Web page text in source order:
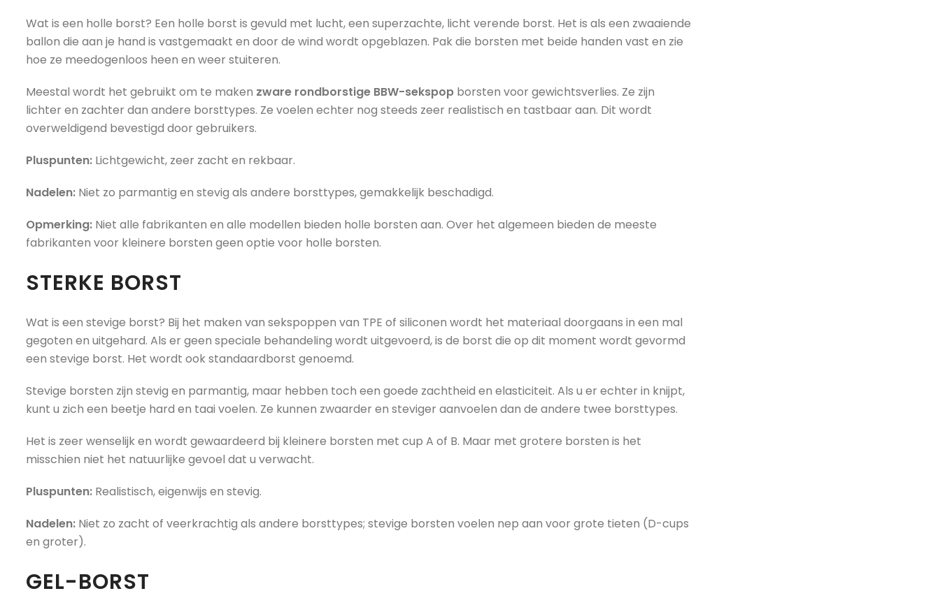
Wat is een holle borst? Een holle borst is gevuld met lucht, een superzachte, licht verende borst. Het is als een zwaaiende
ballon die aan je hand is vastgemaakt en door de wind wordt opgeblazen. Pak die borsten met beide handen vast en zie
hoe ze meedogenloos heen en weer stuiteren.
Meestal wordt het gebruikt om te maken zware rondborstige BBW-sekspop borsten voor gewichtsverlies. Ze zijn
lichter en zachter dan andere borsttypes. Ze voelen echter nog steeds zeer realistisch en tastbaar aan. Dit wordt
overweldigend bevestigd door gebruikers.
Pluspunten: Lichtgewicht, zeer zacht en rekbaar.
Nadelen: Niet zo parmantig en stevig als andere borsttypes, gemakkelijk beschadigd.
Opmerking: Niet alle fabrikanten en alle modellen bieden holle borsten aan. Over het algemeen bieden de meeste
fabrikanten voor kleinere borsten geen optie voor holle borsten.
STERKE BORST
Wat is een stevige borst? Bij het maken van sekspoppen van TPE of siliconen wordt het materiaal doorgaans in een mal
gegoten en uitgehard. Als er geen speciale behandeling wordt uitgevoerd, is de borst die op dit moment wordt gevormd
een stevige borst. Het wordt ook standaardborst genoemd.
Stevige borsten zijn stevig en parmantig, maar hebben toch een goede zachtheid en elasticiteit. Als u er echter in knijpt,
kunt u zich een beetje hard en taai voelen. Ze kunnen zwaarder en steviger aanvoelen dan de andere twee borsttypes.
Het is zeer wenselijk en wordt gewaardeerd bij kleinere borsten met cup A of B. Maar met grotere borsten is het
misschien niet het natuurlijke gevoel dat u verwacht.
Pluspunten: Realistisch, eigenwijs en stevig.
Nadelen: Niet zo zacht of veerkrachtig als andere borsttypes; stevige borsten voelen nep aan voor grote tieten (D-cups
en groter).
GEL-BORST